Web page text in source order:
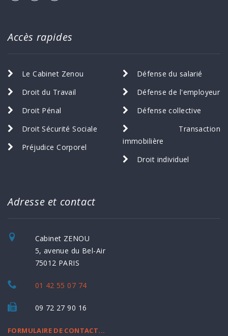
Accès rapides
Le Cabinet Zenou
Droit du Travail
Droit Pénal
Droit Sécurité Sociale
Préjudice Corporel
Défense du salarié
Défense de l'employeur
Défense collective
Transaction
immobilière
Droit individuel
Adresse et contact
Cabinet ZENOU
5, avenue du Bel-Air
75012 PARIS
01 42 55 07 74
09 72 27 90 16
FORMULAIRE DE CONTACT...